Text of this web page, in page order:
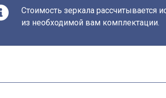
Стоимость зеркала рассчитывается
из необходимой вам комплектации.